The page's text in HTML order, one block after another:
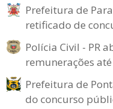
Prefeitura de
retificado de
Polícia Civil - PR
remunerações
Prefeitura de
do concurso